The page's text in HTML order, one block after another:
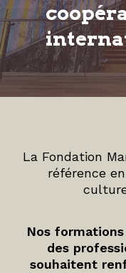
La Fondation
référence
Nos
des
souhaitent